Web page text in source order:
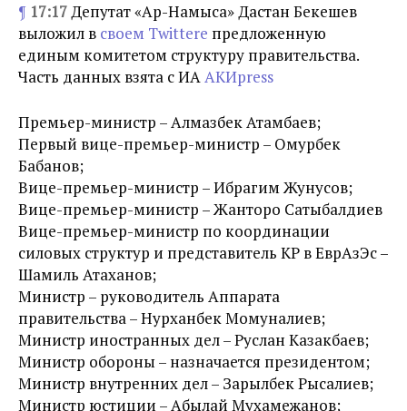
¶ 17:17Депутат «Ар-Намыса» Дастан Бекешев
выложил в своем Twitterе предложенную
единым комитетом структуру правительства.
Часть данных взята с ИААКИpress
Премьер-министр – Алмазбек Атамбаев;
Первый вице-премьер-министр – Омурбек
Бабанов;
Вице-премьер-министр – Ибрагим Жунусов;
Вице-премьер-министр – Жанторо Сатыбалдиев
Вице-премьер-министр по координации
силовых структур и представитель КР в ЕврАзЭс –
Шамиль Атаханов;
Министр – руководитель Аппарата
правительства – Нурханбек Момуналиев;
Министр иностранных дел – Руслан Казакбаев;
Министр обороны – назначается президентом;
Министр внутренних дел – Зарылбек Рысалиев;
Министр юстиции – Абылай Мухамежанов;